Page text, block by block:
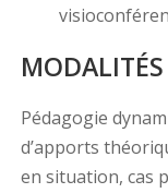
Pédagogie
d’apports
en situation, cas